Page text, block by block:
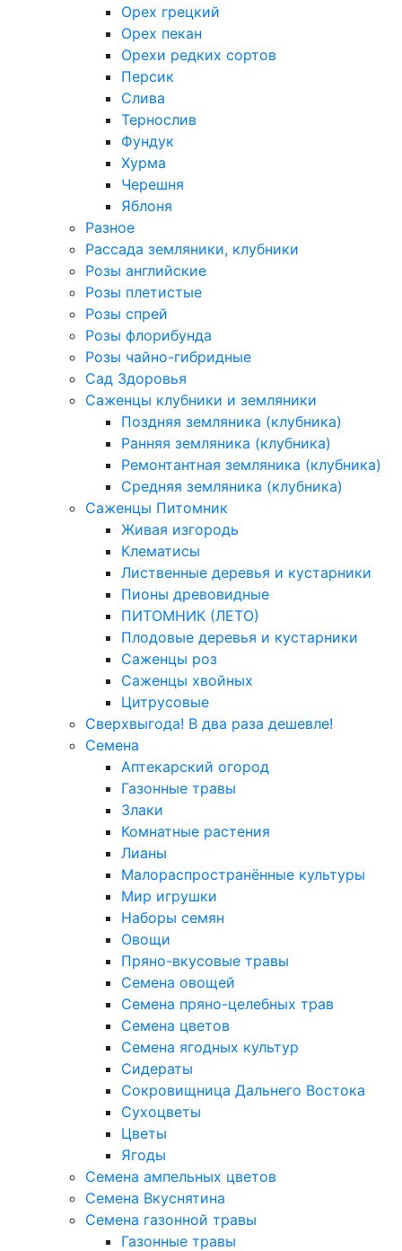
Орех грецкий
Орех пекан
Орехи редких сортов
Персик
Слива
Тернослив
Фундук
Хурма
Черешня
Яблоня
Разное
Рассада земляники, клубники
Розы английские
Розы плетистые
Розы спрей
Розы флорибунда
Розы чайно-гибридные
Сад Здоровья
Саженцы клубники и земляники
Поздняя земляника (клубника)
Ранняя земляника (клубника)
Ремонтантная земляника (клубника)
Средняя земляника (клубника)
Саженцы Питомник
Живая изгородь
Клематисы
Лиственные деревья и кустарники
Пионы древовидные
ПИТОМНИК (ЛЕТО)
Плодовые деревья и кустарники
Саженцы роз
Саженцы хвойных
Цитрусовые
Сверхвыгода! В два раза дешевле!
Семена
Аптекарский огород
Газонные травы
Злаки
Комнатные растения
Лианы
Малораспространённые культуры
Мир игрушки
Наборы семян
Овощи
Пряно-вкусовые травы
Семена овощей
Семена пряно-целебных трав
Семена цветов
Семена ягодных культур
Сидераты
Сокровищница Дальнего Востока
Сухоцветы
Цветы
Ягоды
Семена ампельных цветов
Семена Вкуснятина
Семена газонной травы
Газонные травы